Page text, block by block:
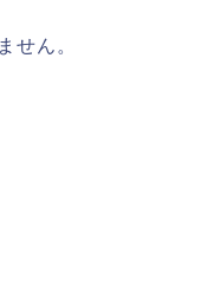
せん。